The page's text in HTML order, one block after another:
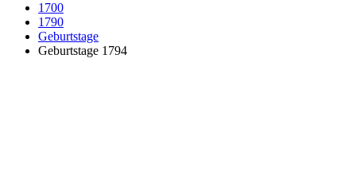
1700
1790
Geburtstage
Geburtstage 1794